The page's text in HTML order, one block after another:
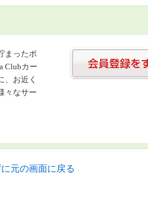
まったポ
Clubカー
、お近く
々なサー
元の画面に戻る